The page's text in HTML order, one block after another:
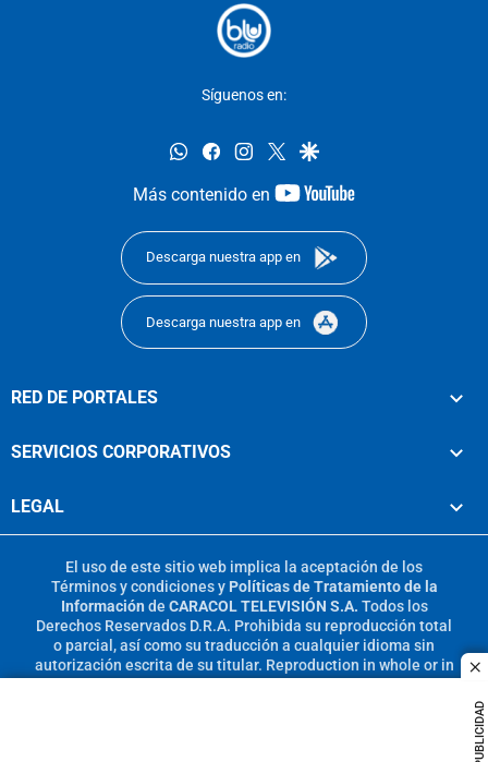
PUBLICIDAD
Síguenos en:
whatsappfacebookinstagram
twittergoogle
Más contenido en
youtube-
Descarga nuestra app en
Descarga nuestra app en
RED DE PORTALES
SERVICIOS CORPORATIVOS
LEGAL
El uso de este sitio web implica la aceptación de los
Términos y condicionesy Políticas de Tratamiento de la
Información de CARACOL TELEVISIÓN S.A. Todos los
Derechos Reservados D.R.A. Prohibida su reproducción total
o parcial, así como su traducción a cualquier idioma sin
autorización escrita de su titular. Reproduction in whole or in